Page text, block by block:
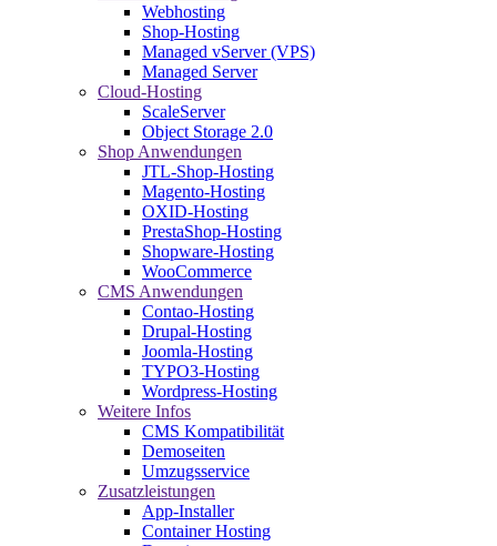
Webhosting
Shop-Hosting
Managed vServer (VPS)
Managed Server
Cloud-Hosting
ScaleServer
Object Storage 2.0
Shop Anwendungen
JTL-Shop-Hosting
Magento-Hosting
OXID-Hosting
PrestaShop-Hosting
Shopware-Hosting
WooCommerce
CMS Anwendungen
Contao-Hosting
Drupal-Hosting
Joomla-Hosting
TYPO3-Hosting
Wordpress-Hosting
Weitere Infos
CMS Kompatibilität
Demoseiten
Umzugsservice
Zusatzleistungen
App-Installer
Container Hosting